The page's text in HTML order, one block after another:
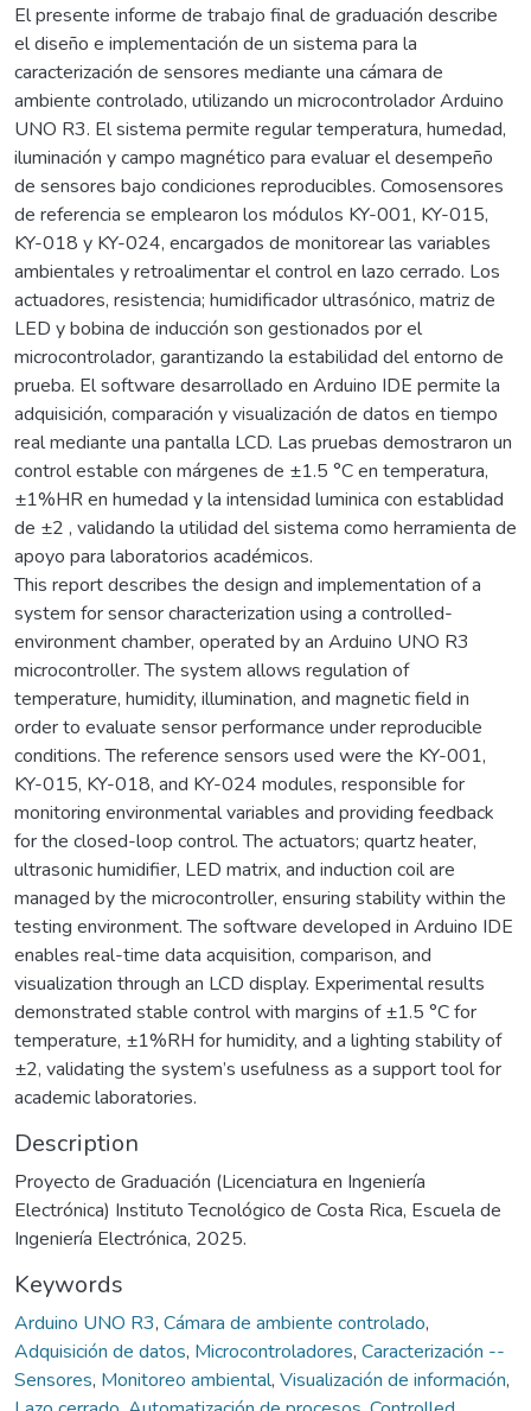
El presente informe de trabajo final de graduación describe
el diseño e implementación de un sistema para la
caracterización de sensores mediante una cámara de
ambiente controlado, utilizando un microcontrolador Arduino
UNO R3. El sistema permite regular temperatura, humedad,
iluminación y campo magnético para evaluar el desempeño
de sensores bajo condiciones reproducibles. Comosensores
de referencia se emplearon los módulos KY-001, KY-015,
KY-018 y KY-024, encargados de monitorear las variables
ambientales y retroalimentar el control en lazo cerrado. Los
actuadores, resistencia; humidificador ultrasónico, matriz de
LED y bobina de inducción son gestionados por el
microcontrolador, garantizando la estabilidad del entorno de
prueba. El software desarrollado en Arduino IDE permite la
adquisición, comparación y visualización de datos en tiempo
real mediante una pantalla LCD. Las pruebas demostraron un
control estable con márgenes de ±1.5 °C en temperatura,
±1%HR en humedad y la intensidad luminica con establidad
de ±2 , validando la utilidad del sistema como herramienta de
apoyo para laboratorios académicos.
This report describes the design and implementation of a
system for sensor characterization using a controlled-
environment chamber, operated by an Arduino UNO R3
microcontroller. The system allows regulation of
temperature, humidity, illumination, and magnetic field in
order to evaluate sensor performance under reproducible
conditions. The reference sensors used were the KY-001,
KY-015, KY-018, and KY-024 modules, responsible for
monitoring environmental variables and providing feedback
for the closed-loop control. The actuators; quartz heater,
ultrasonic humidifier, LED matrix, and induction coil are
managed by the microcontroller, ensuring stability within the
testing environment. The software developed in Arduino IDE
enables real-time data acquisition, comparison, and
visualization through an LCD display. Experimental results
demonstrated stable control with margins of ±1.5 °C for
temperature, ±1%RH for humidity, and a lighting stability of
±2, validating the system’s usefulness as a support tool for
academic laboratories.
Description
Proyecto de Graduación (Licenciatura en Ingeniería
Electrónica) Instituto Tecnológico de Costa Rica, Escuela de
Ingeniería Electrónica, 2025.
Keywords
Arduino UNO R3, Cámara de ambiente controlado,
Adquisición de datos, Microcontroladores, Caracterización --
Sensores, Monitoreo ambiental, Visualización de información,